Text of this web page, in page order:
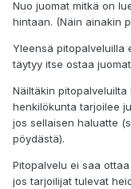
Nuo juomat mitkä on
hintaan. (Näin ainakin
Yleensä pitopalveluilla
täytyy itse ostaa
Näiltäkin
henkilökunta tarjoilee
jos sellaisen haluatte
pöydästä).
Pitopalvelu ei saa
jos tarjoilijat tulevat